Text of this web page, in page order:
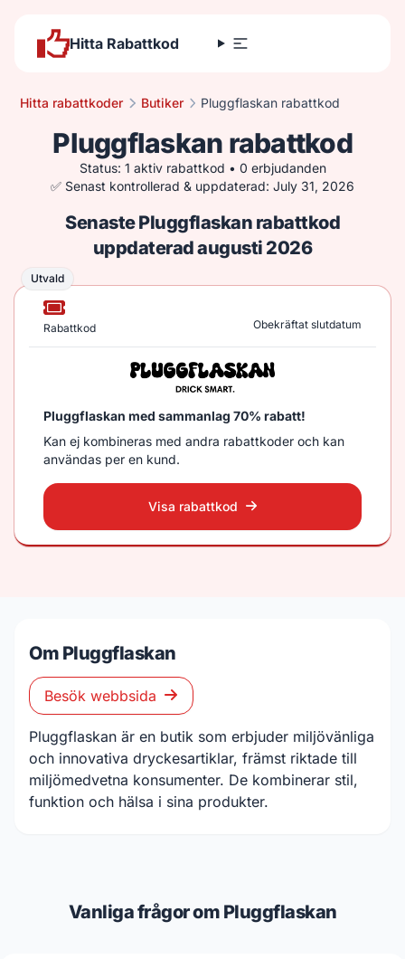
Hitta Rabattkod
Hitta rabattkoder Butiker Pluggflaskan rabattkod
Pluggflaskan rabattkod
Status: 1 aktiv rabattkod • 0 erbjudanden
✅ Senast kontrollerad & uppdaterad: July 31, 2026
Senaste Pluggflaskan rabattkod
uppdaterad augusti 2026
Utvald
Rabattkod Obekräftat slutdatum
Pluggflaskan med sammanlag 70% rabatt!
Kan ej kombineras med andra rabattkoder och kan
användas per en kund.
Visa rabattkod
Om Pluggflaskan
Besök webbsida
Pluggflaskan är en butik som erbjuder miljövänliga
och innovativa dryckesartiklar, främst riktade till
miljömedvetna konsumenter. De kombinerar stil,
funktion och hälsa i sina produkter.
Vanliga frågor om Pluggflaskan